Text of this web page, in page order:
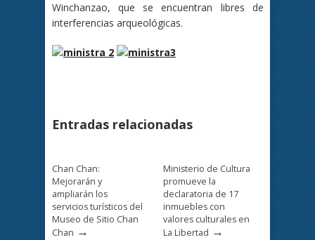
Winchanzao, que se encuentran libres de
interferencias arqueológicas.
Entradas relacionadas
Chan Chan:
Mejorarán y
ampliarán los
servicios turísticos del
Museo de Sitio Chan
Chan →
Ministerio de Cultura
promueve la
declaratoria de 17
inmuebles con
valores culturales en
La Libertad →